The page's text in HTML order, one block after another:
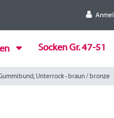
Socken Gr. 47-51
Unterrock - braun / bronze